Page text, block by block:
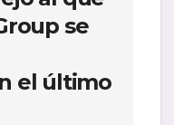
se
el último